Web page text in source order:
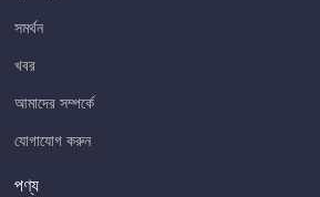
সমর্থন
খবর
আমাদের সম্পর্কে
যোগাযোগ করুন
পণ্য